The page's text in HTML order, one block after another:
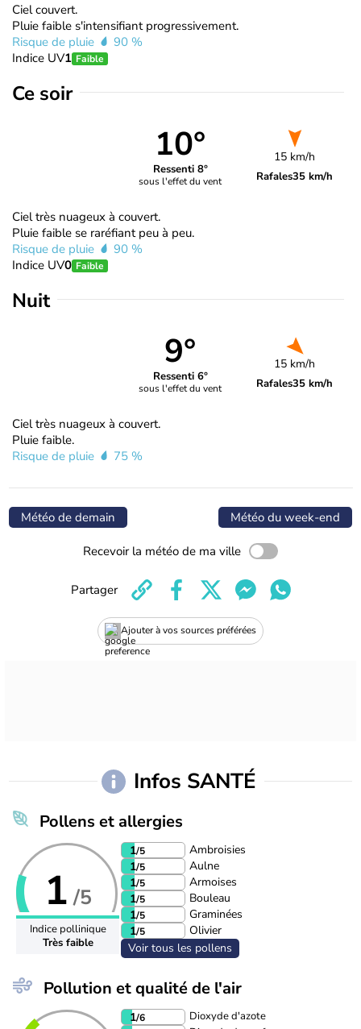
Ciel couvert.
Pluie faible s'intensifiant progressivement.
Risque de pluie
90 %
Indice UV1 Faible
Ce soir
10°
Ressenti 8°
sous l'effet du vent
15 km/h
Rafales35 km/h
Ciel très nuageux à couvert.
Pluie faible se raréfiant peu à peu.
Risque de pluie
90 %
Indice UV0 Faible
Nuit
9°
Ressenti 6°
sous l'effet du vent
15 km/h
Rafales35 km/h
Ciel très nuageux à couvert.
Pluie faible.
Risque de pluie
75 %
Météo de demain Météo du week-end
Recevoir la météo de ma ville
Ajouter à vos sources préférées
Partager
Infos SANTÉ
Pollens et allergies
1 /5
Indice pollinique
Très faible
1/5
Ambroisies
1/5
Aulne
1/5
Armoises
1/5
Bouleau
1/5
Graminées
1/5
Olivier
Voir tous les pollens
Pollution et qualité de l'air
1/6 Dioxyde d'azote